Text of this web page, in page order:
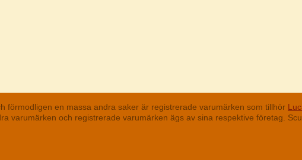
förmodligen en massa andra saker är registrerade varumärken som tillhör
varumärken och registrerade varumärken ägs av sina respektive företag.